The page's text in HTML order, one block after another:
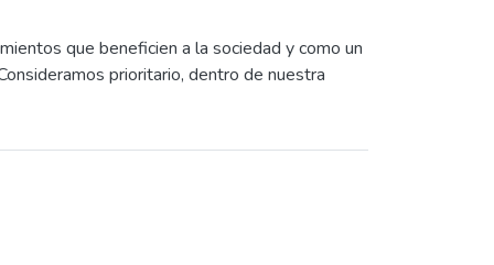
que beneficien a la sociedad y como un
prioritario, dentro de nuestra